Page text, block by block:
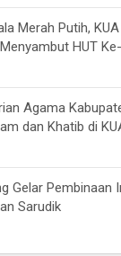
Merah Putih,
HUT
Agama
dan Khatib di
Gelar ‎Pembinaan
Sarudik